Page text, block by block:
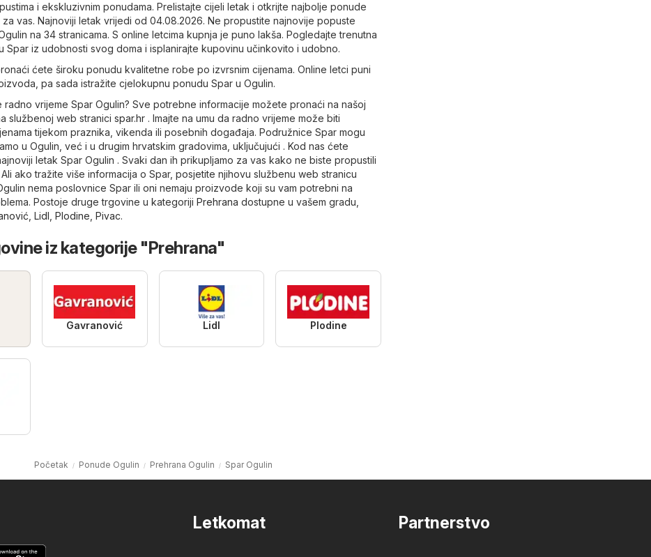
i ekskluzivnim ponudama. Prelistajte cijeli letak i otkrijte najbolje ponude
za vas. Najnoviji letak vrijedi od 04.08.2026. Ne propustite najnovije popuste
na 34 stranicama. S online letcima kupnja je puno lakša. Pogledajte trenutna
Spar iz udobnosti svog doma i isplanirajte kupovinu učinkovito i udobno.
ćete široku ponudu kvalitetne robe po izvrsnim cijenama. Online letci puni
pa sada istražite cjelokupnu ponudu Spar u Ogulin.
radno vrijeme Spar Ogulin? Sve potrebne informacije možete pronaći na našoj
službenoj web stranici spar.hr . Imajte na umu da radno vrijeme može biti
tijekom praznika, vikenda ili posebnih događaja. Podružnice Spar mogu
u Ogulin, već i u drugim hrvatskim gradovima, uključujući . Kod nas ćete
letak Spar Ogulin . Svaki dan ih prikupljamo za vas kako ne biste propustili
ako tražite više informacija o Spar, posjetite njihovu službenu web stranicu
nema poslovnice Spar ili oni nemaju proizvode koji su vam potrebni na
Postoje druge trgovine u kategoriji Prehrana dostupne u vašem gradu,
Lidl Plodine Pivac.
iz kategorije "Prehrana"
Gavranović Lidl Plodine
Početak Ponude Ogulin Prehrana Ogulin Spar Ogulin
Letkomat Partnerstvo